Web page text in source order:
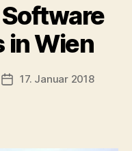
in Wien
Beitragsdatum
17. Januar 2018